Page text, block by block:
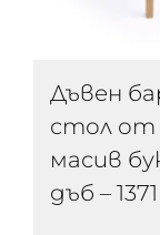
Дъвен
стол от
масив
дъб –